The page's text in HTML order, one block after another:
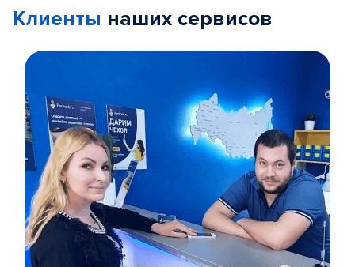
Клиенты наших сервисов